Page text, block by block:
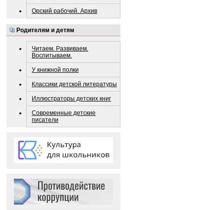
Орский рабочий. Архив
Родителям и детям
Читаем. Развиваем.
Воспитываем.
У книжной полки
Классики детской литературы
Иллюстраторы детских книг
Современные детские
писатели